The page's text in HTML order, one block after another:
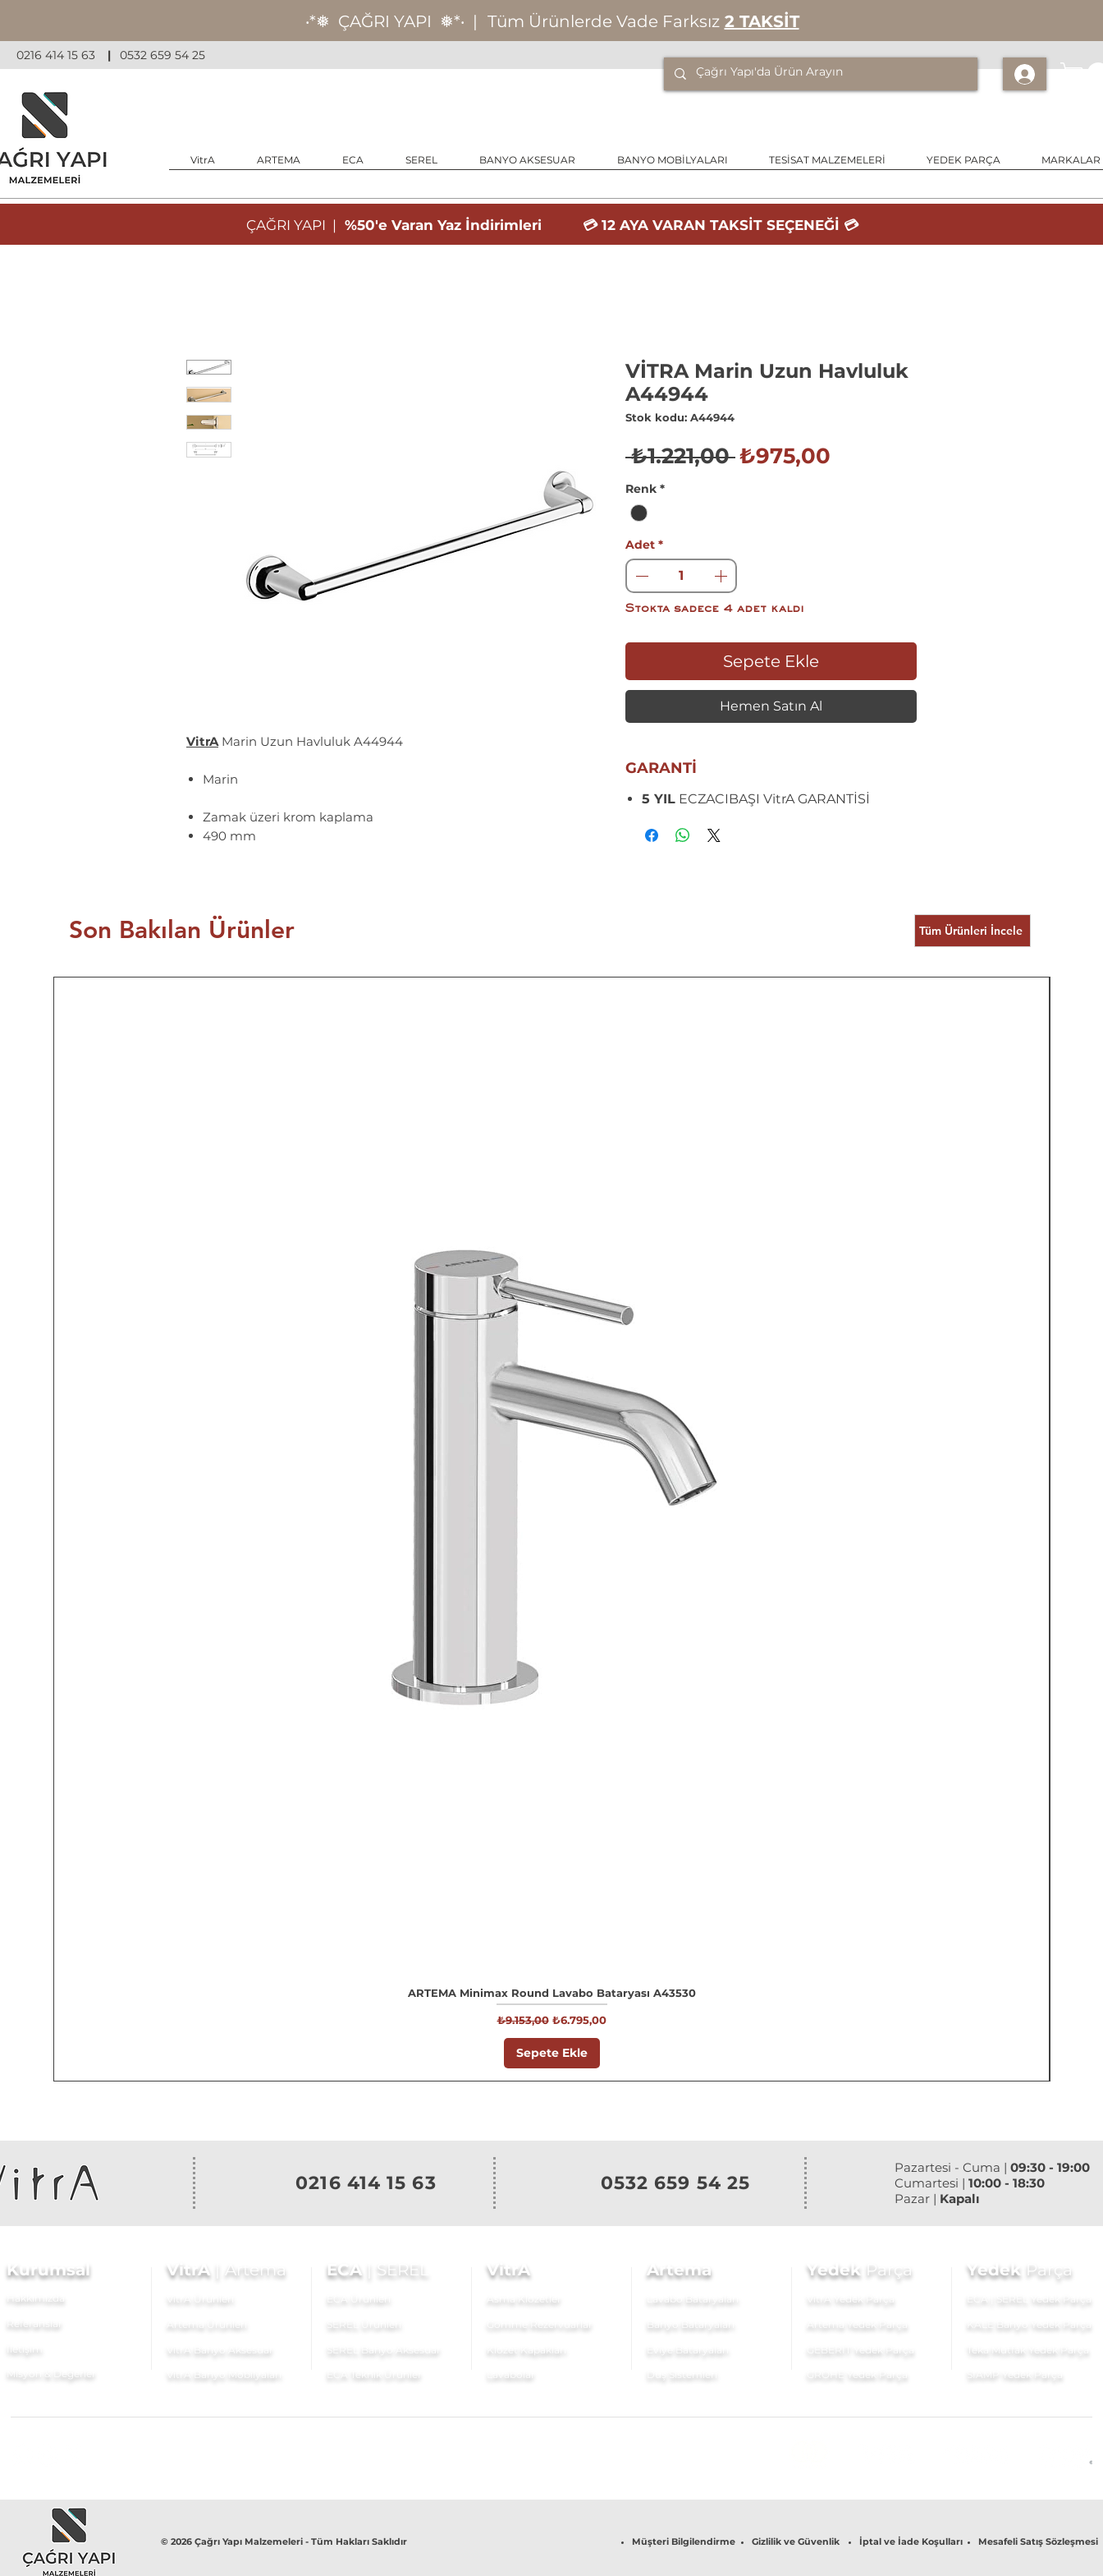
‧*❅ ÇAĞRI YAPI ❅*‧ | Tüm Ürünlerde Vade Farksız 2 TAKSİT
0216 414 15 63 | 0532 659 54 25
VitrA ARTEMA ECA SEREL BANYO AKSESUAR BANYO MOBİLYALARI TESİSAT MALZEMELERİ YEDEK PARÇA MARKALAR
ÇAĞRI YAPI | %50'e Varan Yaz İndirimleri 💳 12 AYA VARAN TAKSİT SEÇENEĞİ 💳
VitrAMarin Uzun Havluluk A44944
Marin
Zamak üzeri krom kaplama
490 mm
VİTRA Marin Uzun Havluluk
A44944
Stok kodu: A44944
₺1.221,00 Normal
₺975,00
Renk *
Adet *
Stokta sadece 4 adet kaldı
Sepete Ekle
Hemen Satın Al
GARANTİ
5 YIL ECZACIBAŞI VitrA GARANTİSİ
Son Bakılan Ürünler Tüm Ürünleri İncele
ARTEMA Minimax Round Lavabo Bataryası A43530
Normal Fiyat
₺9.153,00 İndirimli Fiyat
₺6.795,00
Sepete Ekle
0216 414 15 63 0532 659 54 25
Pazartesi - Cuma | 09:30 - 19:00
Cumartesi | 10:00 - 18:30
Pazar | Kapalı
Kurumsal
Hakkımızda
Referanslar
İletişim
Misyon & Değerler
VitrA Artema
VitrA Ürünleri
Artema Ürünleri
VitrA Banyo Aksesuar
VitrA Banyo Mobilyaları
VitrA
Asma Klozetler
Gömme Rezervuarlar
Klozet Kapakları
Lavabolar
Artema
Lavabo Bataryaları
Banyo Bataryaları
Eviye Bataryaları
Duş Sistemleri
ECA SEREL
ECA Ürünleri
SEREL Ürünleri
SEREL Banyo Aksesuar
ECA Teknik Ürünler
Yedek Parça
VitrA Yedek Parça
Artema Yedek Parça
GEBERİT Yedek Parça
GROHE Yedek Parça
Yedek Parça
ECA | SEREL Yedek Parça
KALE Banyo Yedek Parça
Teka Mutfak Yedek Parça
SIAMP Yedek Parça
© 2026 Çağrı Yapı Malzemeleri - Tüm Hakları Saklıdır Müşteri Bilgilendirme Gizlilik ve Güvenlik İptal ve İade Koşulları Mesafeli Satış Sözleşmesi